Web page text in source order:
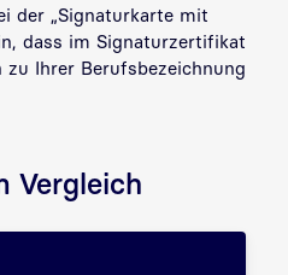
der „Signaturkarte mit
dass im Signaturzertifikat
Ihrer Berufsbezeichnung
Vergleich